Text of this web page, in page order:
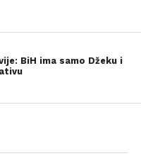
BiH ima samo Džeku i